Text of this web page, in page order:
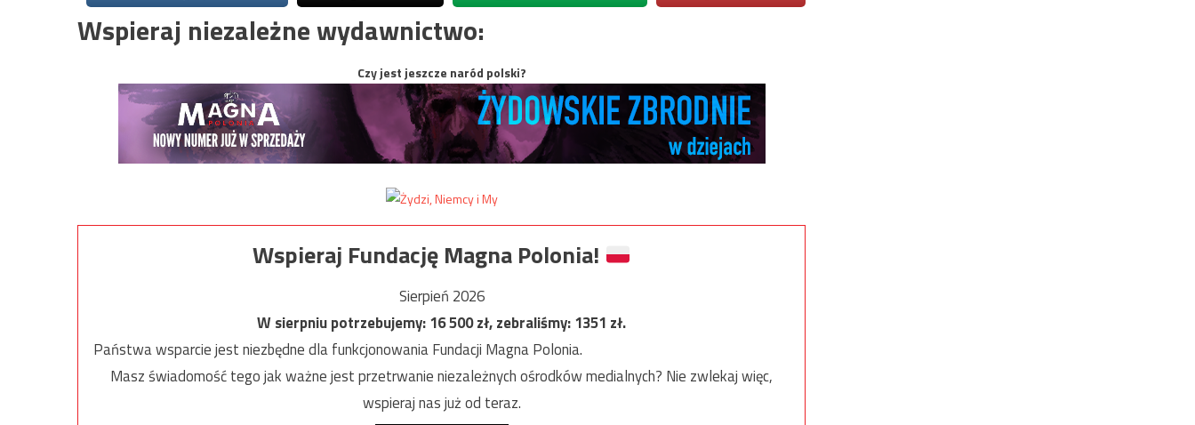
Wspieraj niezależne wydawnictwo:
Czy jest jeszcze naród polski?
Wspieraj Fundację Magna Polonia!
Sierpień 2026
W sierpniu potrzebujemy:16 500zł, zebraliśmy:1351 zł.
Państwa wsparcie jest niezbędne dla funkcjonowania Fundacji Magna Polonia.
Masz świadomość tego jak ważne jest przetrwanie niezależnych ośrodków medialnych? Nie zwlekaj więc,
wspieraj nas już od teraz.